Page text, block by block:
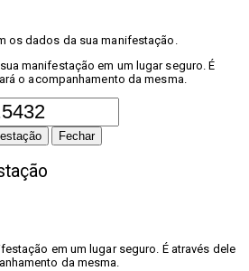
os dados da sua manifestação.
manifestação em um lugar seguro. É
o acompanhamento da mesma.
Fechar
em um lugar seguro. É através dele
da mesma.